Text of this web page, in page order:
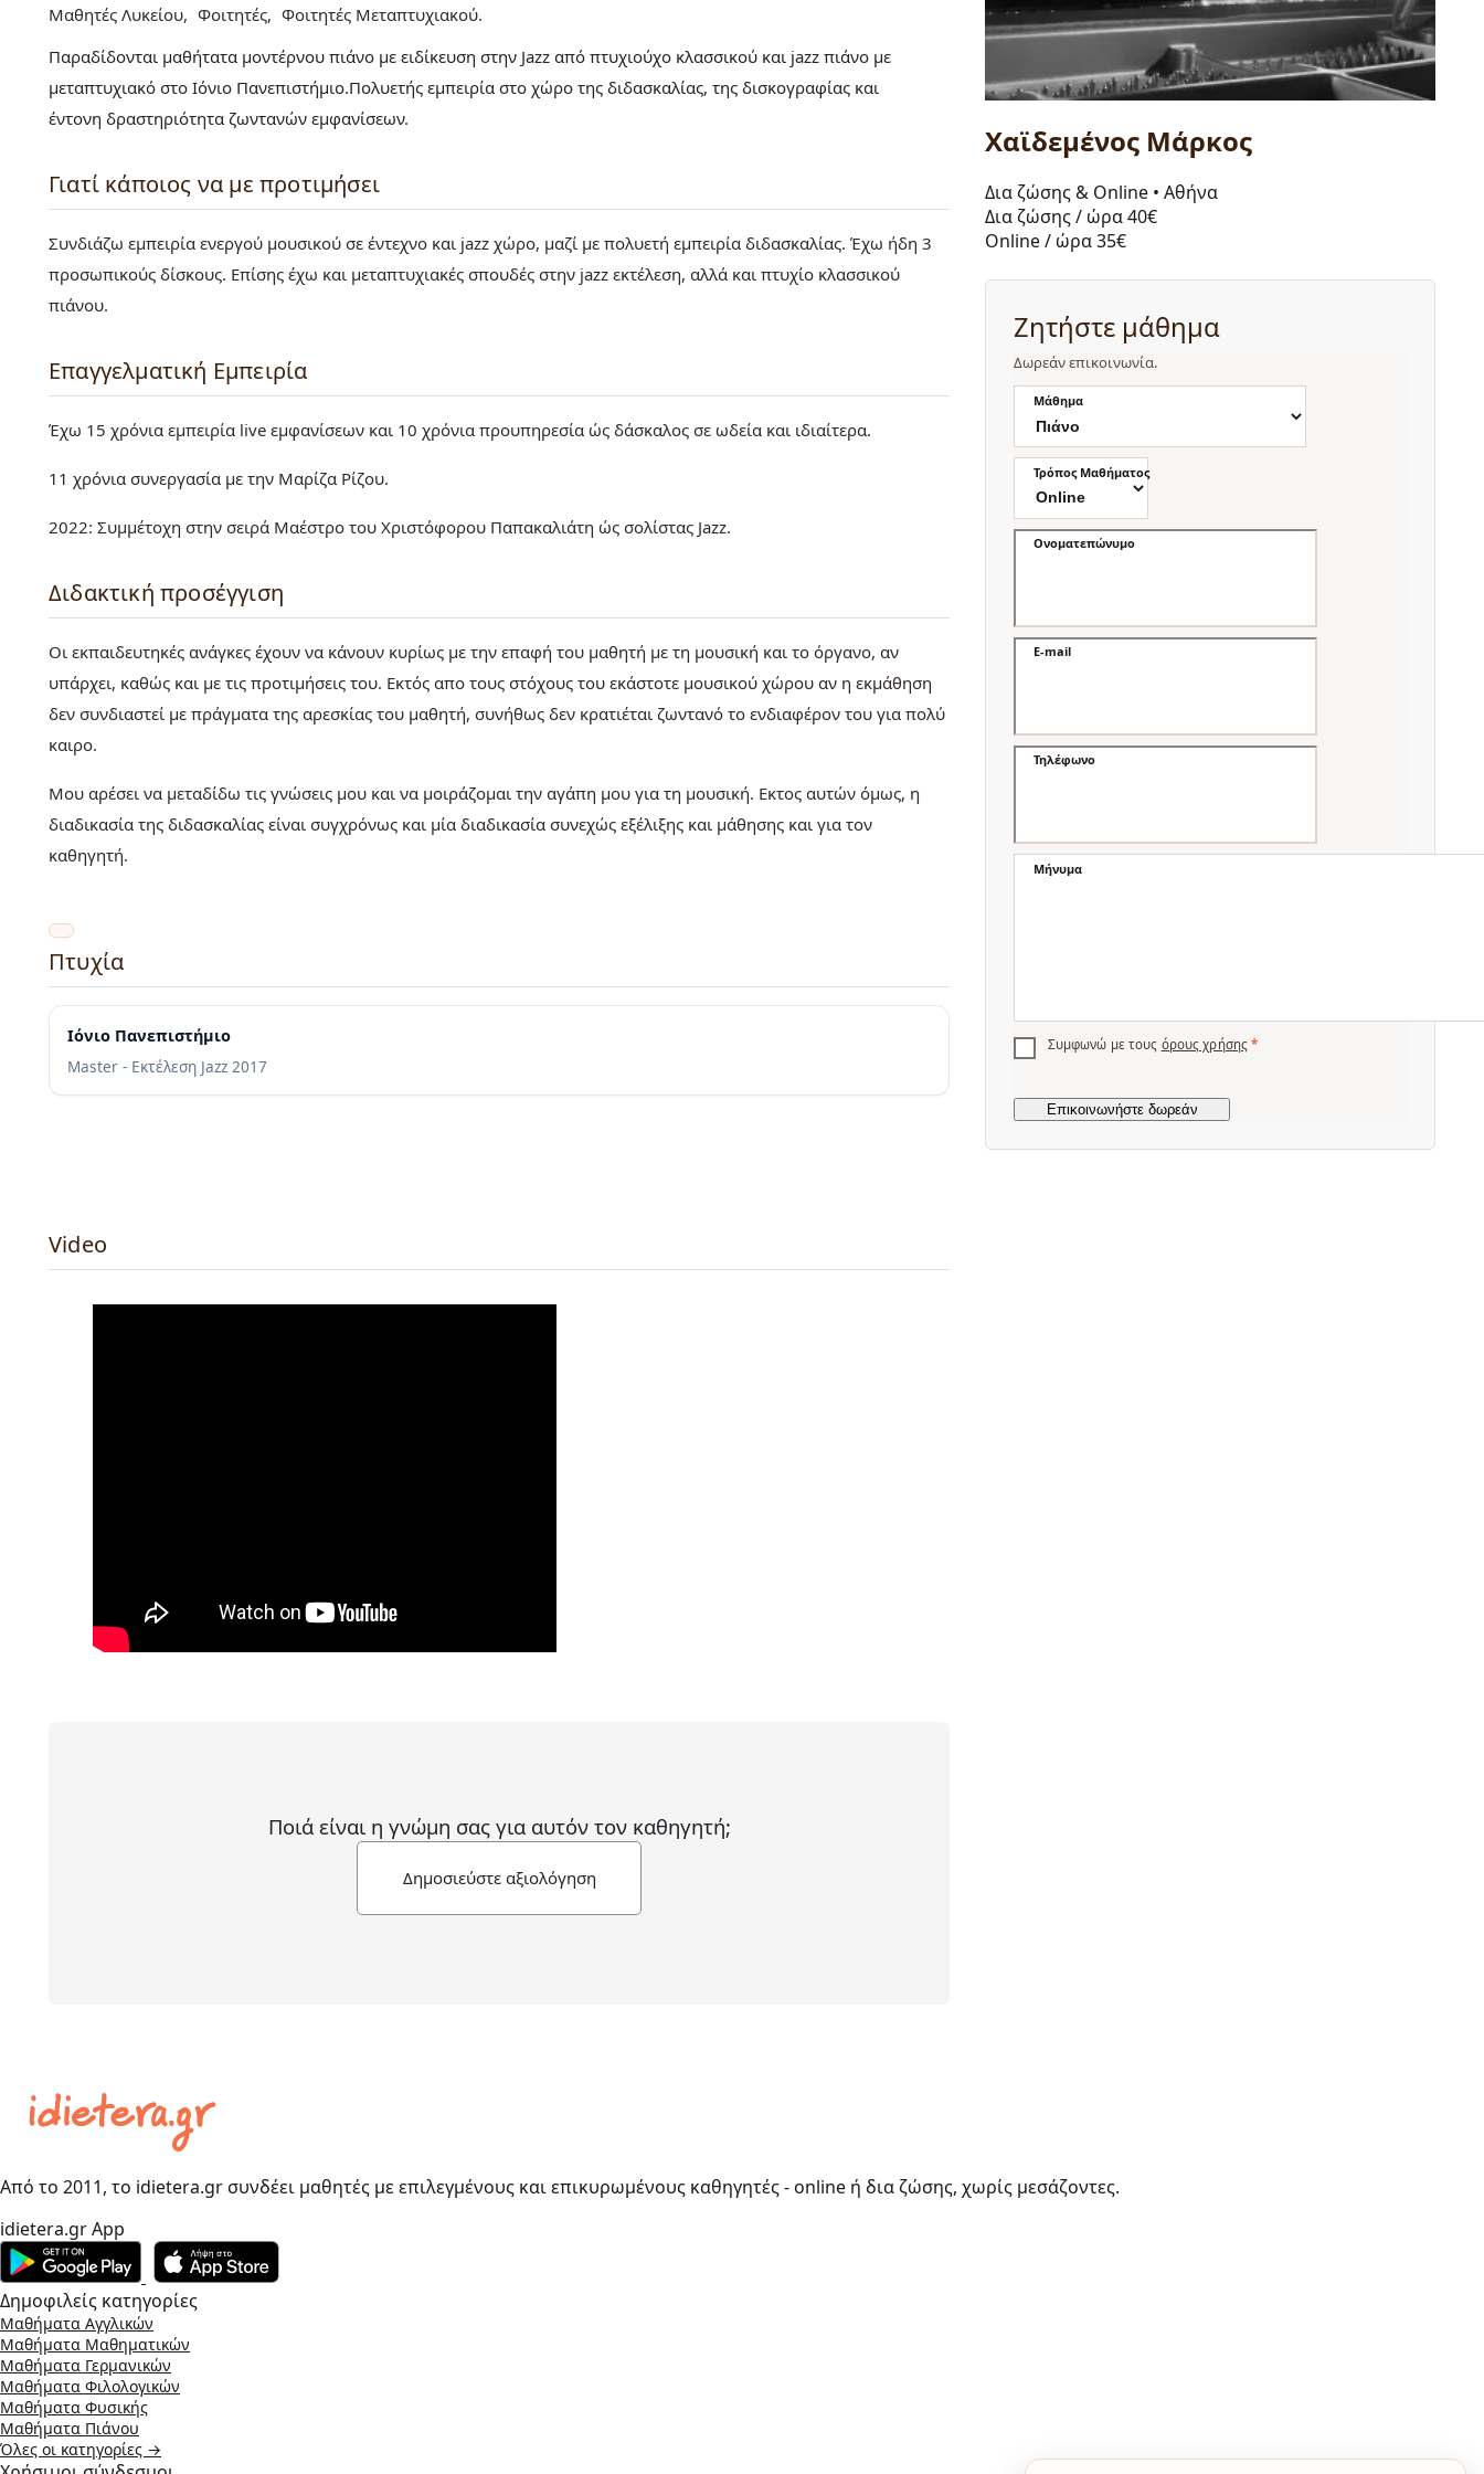
Μαθητές Λυκείου Φοιτητές
Φοιτητές Μεταπτυχιακού
Παραδίδονται μαθήτατα μοντέρνου πιάνο με ειδίκευση στην Jazz από πτυχιούχο κλασσικού και jazz πιάνο με
μεταπτυχιακό στο Ιόνιο Πανεπιστήμιο.Πολυετής εμπειρία στο χώρο της διδασκαλίας, της δισκογραφίας και
έντονη δραστηριότητα ζωντανών εμφανίσεων.
Γιατί κάποιος να με προτιμήσει
Συνδιάζω εμπειρία ενεργού μουσικού σε έντεχνο και jazz χώρο, μαζί με πολυετή εμπειρία διδασκαλίας. Έχω ήδη 3
προσωπικούς δίσκους. Επίσης έχω και μεταπτυχιακές σπουδές στην jazz εκτέλεση, αλλά και πτυχίο κλασσικού
πιάνου.
Επαγγελματική Εμπειρία
Έχω 15 χρόνια εμπειρία live εμφανίσεων και 10 χρόνια προυπηρεσία ώς δάσκαλος σε ωδεία και ιδιαίτερα.
11 χρόνια συνεργασία με την Μαρίζα Ρίζου.
2022: Συμμέτοχη στην σειρά Μαέστρο του Χριστόφορου Παπακαλιάτη ώς σολίστας Jazz.
Διδακτική προσέγγιση
Οι εκπαιδευτηκές ανάγκες έχουν να κάνουν κυρίως με την επαφή του μαθητή με τη μουσική και το όργανο, αν
υπάρχει, καθώς και με τις προτιμήσεις του. Εκτός απο τους στόχους του εκάστοτε μουσικού χώρου αν η εκμάθηση
δεν συνδιαστεί με πράγματα της αρεσκίας του μαθητή, συνήθως δεν κρατιέται ζωντανό το ενδιαφέρον του για πολύ
καιρο.
Μου αρέσει να μεταδίδω τις γνώσεις μου και να μοιράζομαι την αγάπη μου για τη μουσική. Εκτος αυτών όμως, η
διαδικασία της διδασκαλίας είναι συγχρόνως και μία διαδικασία συνεχώς εξέλιξης και μάθησης και για τον
καθηγητή.
Πτυχία
Ιόνιο Πανεπιστήμιο
Master - Εκτέλεση Jazz 2017
Video
Ποιά είναι η γνώμη σας για αυτόν τον καθηγητή;
Δημοσιεύστε αξιολόγηση
Χαϊδεμένος Μάρκος
Δια ζώσης & Online • Αθήνα
Δια ζώσης / ώρα40€
Online / ώρα35€
Ζητήστε μάθημα
Δωρεάν επικοινωνία.
Μάθημα
Τρόπος Μαθήματος
Ονοματεπώνυμο
E-mail
Τηλέφωνο
Μήνυμα
Συμφωνώ με τους όρους χρήσης *
Από το 2011, το idietera.gr συνδέει μαθητές με επιλεγμένους και επικυρωμένους καθηγητές - online ή δια ζώσης, χωρίς μεσάζοντες.
idietera.gr App
Δημοφιλείς κατηγορίες
Μαθήματα Αγγλικών
Μαθήματα Μαθηματικών
Μαθήματα Γερμανικών
Μαθήματα Φιλολογικών
Μαθήματα Φυσικής
Μαθήματα Πιάνου
Όλες οι κατηγορίες →